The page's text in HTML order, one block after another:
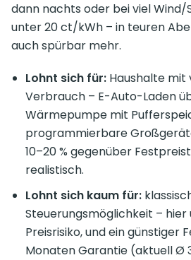
dann nachts oder bei viel Wind/
unter 20 ct/kWh – in teuren
auch spürbar mehr.
Lohnt sich für: Haushalte
Verbrauch – E-Auto-Laden
Wärmepumpe mit
programmierbare
10–20 % gegenüber
realistisch.
Lohnt sich kaum für:
Steuerungsmöglichkeit –
Preisrisiko, und ein günstiger
Monaten Garantie (aktuell Ø